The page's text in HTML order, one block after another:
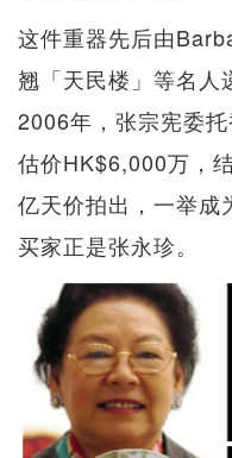
这件重器先后由
翘「天民楼」等名人
2006年，张宗宪委
估价HK$6,000万，
亿天价拍出，一举成
买家正是张永珍。